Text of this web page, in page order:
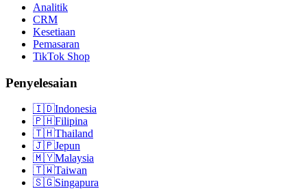
Analitik
CRM
Kesetiaan
Pemasaran
TikTok Shop
Penyelesaian
🇮🇩Indonesia
🇵🇭Filipina
🇹🇭Thailand
🇯🇵Jepun
🇲🇾Malaysia
🇹🇼Taiwan
🇸🇬Singapura